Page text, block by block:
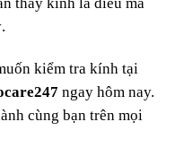
kiểm tra kính tại
ngay hôm nay.
cùng bạn trên mọi